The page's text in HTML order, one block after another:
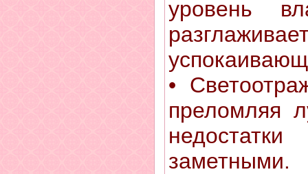
уровень
•
преломляя
заметными.